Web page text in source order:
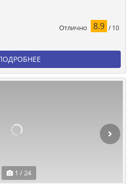
Отлично 8.9 / 10
1 / 24